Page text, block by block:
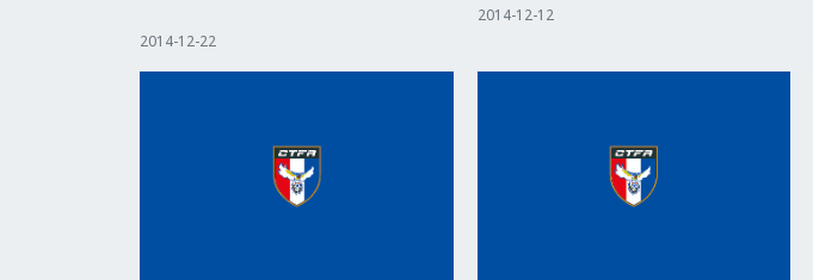
2014-12-22
2014-12-12